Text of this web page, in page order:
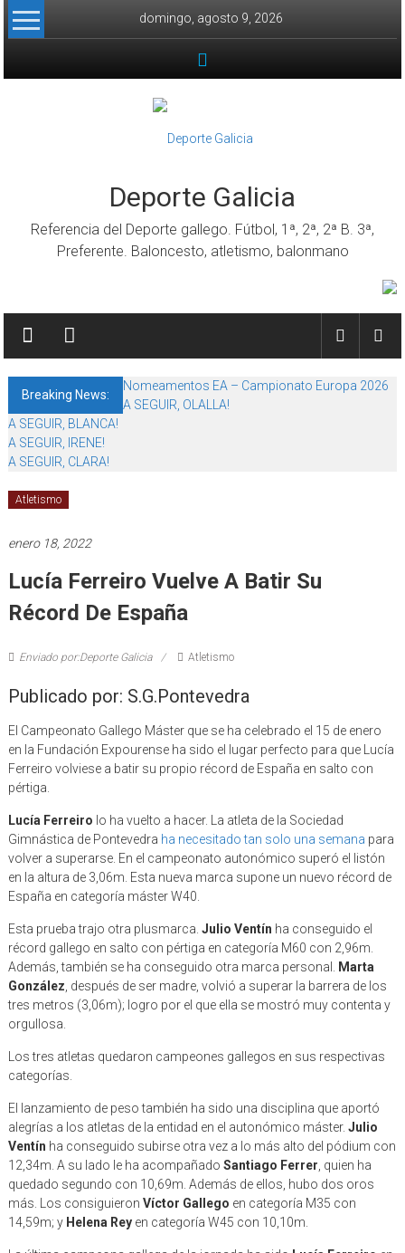
Skip to content
domingo, agosto 9, 2026
Deporte Galicia
Referencia del Deporte gallego. Fútbol, 1ª, 2ª, 2ª B. 3ª,
Preferente. Baloncesto, atletismo, balonmano
Breaking News:
Nomeamentos EA – Campionato Europa 2026
A SEGUIR, OLALLA!
A SEGUIR, BLANCA!
A SEGUIR, IRENE!
A SEGUIR, CLARA!
Atletismo
enero 18, 2022
Lucía Ferreiro Vuelve A Batir Su
Récord De España
Enviado por:Deporte Galicia Atletismo
Publicado por: S.G.Pontevedra
El Campeonato Gallego Máster que se ha celebrado el 15 de enero
en la Fundación Expourense ha sido el lugar perfecto para que Lucía
Ferreiro volviese a batir su propio récord de España en salto con
pértiga.
Lucía Ferreiro lo ha vuelto a hacer. La atleta de la Sociedad
Gimnástica de Pontevedra ha necesitado tan solo una semana para
volver a superarse. En el campeonato autonómico superó el listón
en la altura de 3,06m. Esta nueva marca supone un nuevo récord de
España en categoría máster W40.
Esta prueba trajo otra plusmarca. Julio Ventín ha conseguido el
récord gallego en salto con pértiga en categoría M60 con 2,96m.
Además, también se ha conseguido otra marca personal. Marta
González, después de ser madre, volvió a superar la barrera de los
tres metros (3,06m); logro por el que ella se mostró muy contenta y
orgullosa.
Los tres atletas quedaron campeones gallegos en sus respectivas
categorías.
El lanzamiento de peso también ha sido una disciplina que aportó
alegrías a los atletas de la entidad en el autonómico máster. Julio
Ventín ha conseguido subirse otra vez a lo más alto del pódium con
12,34m. A su lado le ha acompañado Santiago Ferrer, quien ha
quedado segundo con 10,69m. Además de ellos, hubo dos oros
más. Los consiguieron Víctor Gallego en categoría M35 con
14,59m; yHelena Rey en categoría W45 con 10,10m.